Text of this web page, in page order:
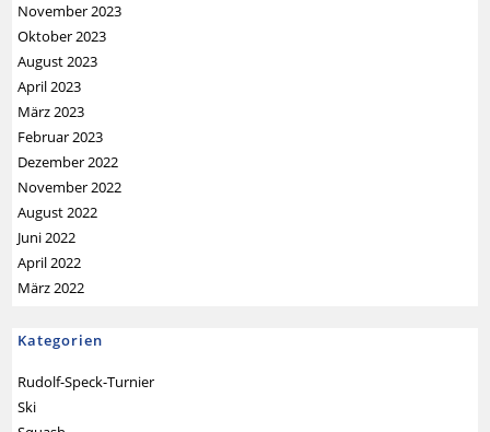
November 2023
Oktober 2023
August 2023
April 2023
März 2023
Februar 2023
Dezember 2022
November 2022
August 2022
Juni 2022
April 2022
März 2022
Kategorien
Rudolf-Speck-Turnier
Ski